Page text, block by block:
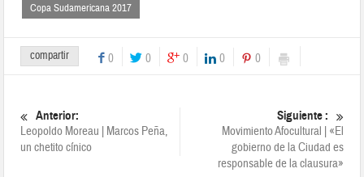
Copa Sudamericana 2017
compartir 0 0 0 0 0
Anterior:
Leopoldo Moreau | Marcos Peña,
un chetito cínico
Siguiente :
Movimiento Afocultural | «El
gobierno de la Ciudad es
responsable de la clausura»